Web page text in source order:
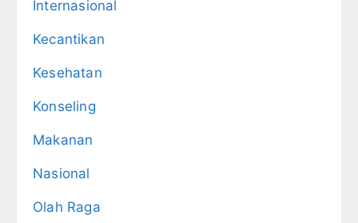
Internasional
Kecantikan
Kesehatan
Konseling
Makanan
Nasional
Olah Raga